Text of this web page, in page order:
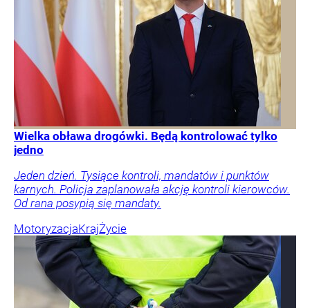
Wielka obława drogówki. Będą kontrolować tylko
jedno
Jeden dzień. Tysiące kontroli, mandatów i punktów
karnych. Policja zaplanowała akcję kontroli kierowców.
Od rana posypią się mandaty.
MotoryzacjaKrajŻycie